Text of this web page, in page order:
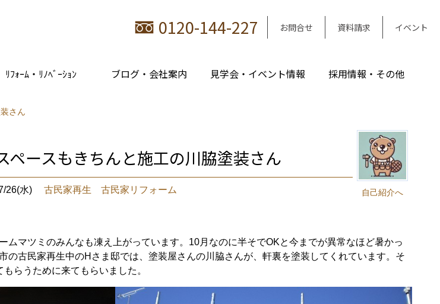
0120-144-227 お問合せ 資料請求 イベント
ﾘﾌｫｰﾑ・ﾘﾉﾍﾞｰｼｮﾝ ブログ・会社案内 見学会・イベント情報 採用情報・その他
さん
自己紹介へ
ースもきちんと施工の川脇塗装さん
26(水) 古民家再生 古民家リフォーム
ムマツミのみんなも凍え上がっています。10月なのに半そでOKと今までが異常なほど暑かっ
の古民家再生中のHさま邸では、塗装屋さんの川脇さんが、軒裏を塗装してくれています。そ
らうために来てもらいました。